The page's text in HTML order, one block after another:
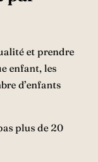
et prendre
enfant, les
d’enfants
plus de 20